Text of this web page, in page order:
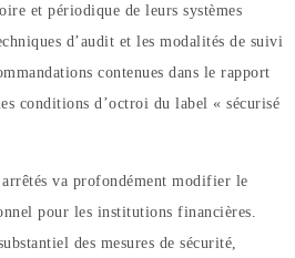
et périodique de leurs systèmes
d’audit et les modalités de suivi
contenues dans le rapport
conditions d’octroi du label « sécurisé
va profondément modifier le
pour les institutions financières.
des mesures de sécurité,